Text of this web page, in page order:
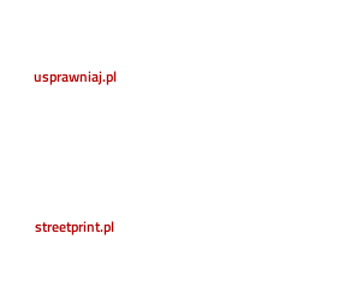
usprawniaj.pl
streetprint.pl